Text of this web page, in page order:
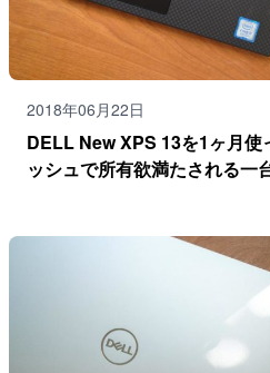
2018年06月22日
DELL New XPS 13を1ヶ月使
ッシュで所有欲満たされる一